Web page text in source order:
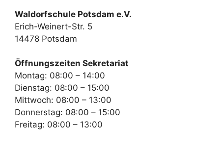
Waldorfschule Potsdam e.V.
Erich-Weinert-Str. 5
14478 Potsdam
Öffnungszeiten Sekretariat
Montag: 08:00 – 14:00
Dienstag: 08:00 – 15:00
Mittwoch: 08:00 – 13:00
Donnerstag: 08:00 – 15:00
Freitag: 08:00 – 13:00